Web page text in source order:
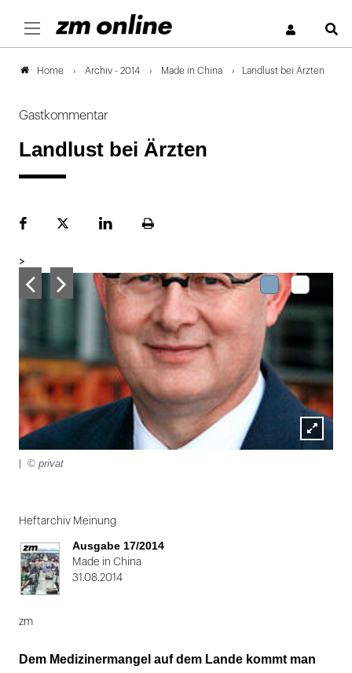
Home Archiv - 2014 Made in China Landlust bei Ärzten
Gastkommentar
Landlust bei Ärzten
FacebookPlattformLinekdInSeite
>
Lightbox
© privat
1
von
2:
Heftarchiv Meinung
Ausgabe 17/2014
Made in China
31.08.2014
zm
Dem Medizinermangel auf dem Lande kommt man